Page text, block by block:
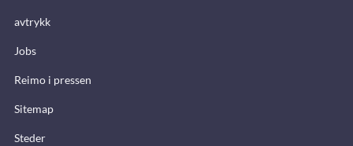
avtrykk
Jobs
Reimo i pressen
Sitemap
Steder